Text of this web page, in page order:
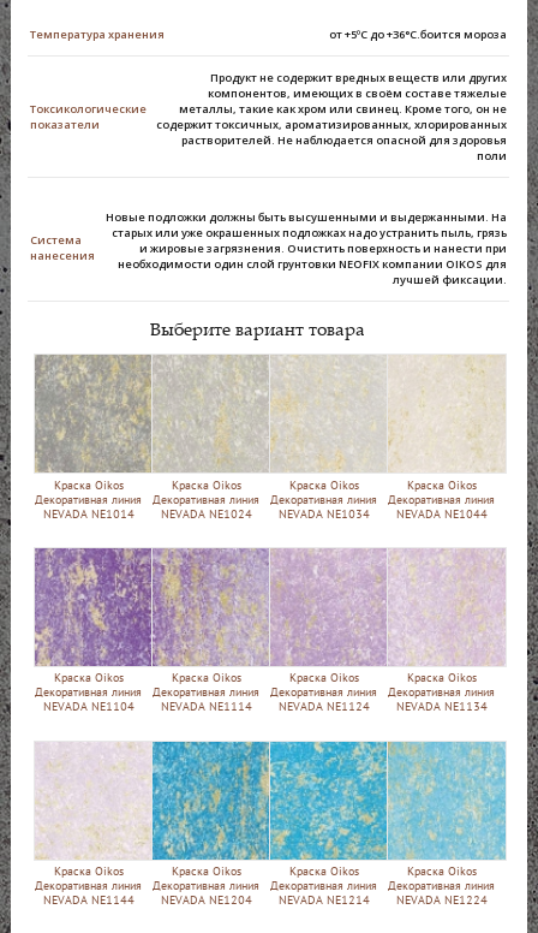
Температура хранения от +5ºС до +36°С.боится мороза
Токсикологические
показатели
Продукт не содержит вредных веществ или других
компонентов, имеющих в своём составе тяжелые
металлы, такие как хром или свинец. Кроме того, он не
содержит токсичных, ароматизированных, хлорированных
растворителей. Не наблюдается опасной для здоровья
поли
Система
нанесения
Новые подложки должны быть высушенными и выдержанными. На
старых или уже окрашенных подложках надо устранить пыль, грязь
и жировые загрязнения. Очистить поверхность и нанести при
необходимости один слой грунтовки NEOFIX компании OIKOS для
лучшей фиксации.
Выберите вариант товара
Краска Oikos
Декоративная линия
NEVADA NE1014
Краска Oikos
Декоративная линия
NEVADA NE1024
Краска Oikos
Декоративная линия
NEVADA NE1034
Краска Oikos
Декоративная линия
NEVADA NE1044
Краска Oikos
Декоративная линия
NEVADA NE1104
Краска Oikos
Декоративная линия
NEVADA NE1114
Краска Oikos
Декоративная линия
NEVADA NE1124
Краска Oikos
Декоративная линия
NEVADA NE1134
Краска Oikos
Декоративная линия
NEVADA NE1144
Краска Oikos
Декоративная линия
NEVADA NE1204
Краска Oikos
Декоративная линия
NEVADA NE1214
Краска Oikos
Декоративная линия
NEVADA NE1224